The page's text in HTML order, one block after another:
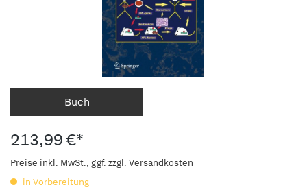
Buch
213,99 €*
Preise inkl. MwSt., ggf. zzgl. Versandkosten
in Vorbereitung